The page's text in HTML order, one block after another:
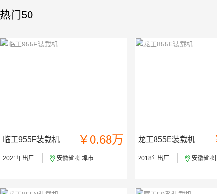
热门50
临工955F装载机 ￥0.68万
2021年出厂 安徽省·蚌埠市
龙工855E装载机
2018年出厂 安徽省·